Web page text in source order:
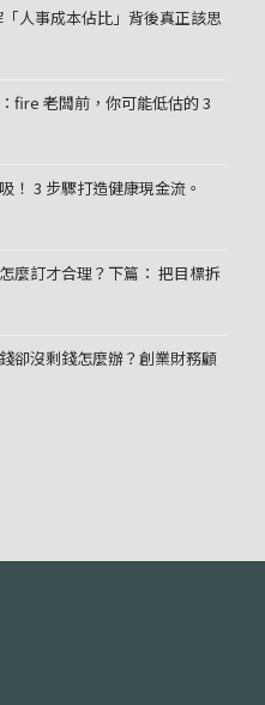
人事成本佔比」背後真正該思
fire 老闆前，你可能低估的 3
！ 3 步驟打造健康現金流。
麼訂才合理？下篇： 把目標拆
卻沒剩錢怎麼辦？創業財務顧